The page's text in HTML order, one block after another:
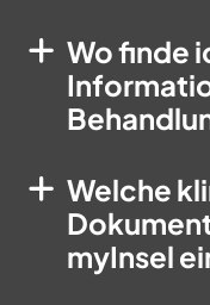
Wo finde
Welche
myInsel